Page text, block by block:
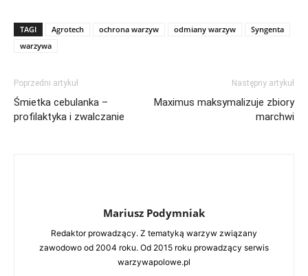
TAGI Agrotech ochrona warzyw odmiany warzyw
Syngenta
warzywa
Poprzedni artykuł
Śmietka cebulanka –
profilaktyka i zwalczanie
Następny artykuł
Maximus maksymalizuje zbiory
marchwi
Mariusz Podymniak
Redaktor prowadzący. Z tematyką warzyw związany
zawodowo od 2004 roku. Od 2015 roku prowadzący serwis
warzywapolowe.pl